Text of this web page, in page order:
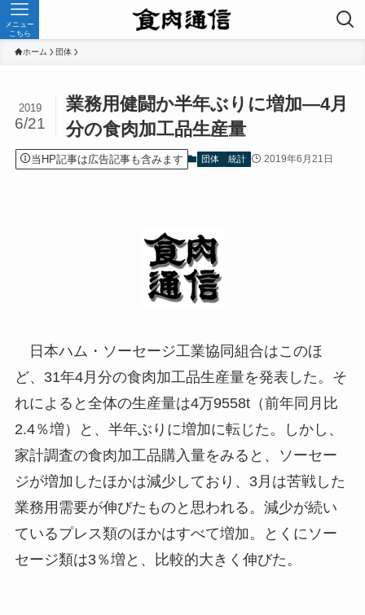
メニュー
こちら
ホーム 団体
業務用健闘か半年ぶりに増加—4月
分の食肉加工品生産量
2019
6/21
当HP記事は広告記事も含みます 団体 統計 2019年6月21日
日本ハム・ソーセージ工業協同組合はこのほ
ど、31年4月分の食肉加工品生産量を発表した。そ
れによると全体の生産量は4万9558t（前年同月比
2.4％増）と、半年ぶりに増加に転じた。しかし、
家計調査の食肉加工品購入量をみると、ソーセー
ジが増加したほかは減少しており、3月は苦戦した
業務用需要が伸びたものと思われる。減少が続い
ているプレス類のほかはすべて増加。とくにソー
セージ類は3％増と、比較的大きく伸びた。